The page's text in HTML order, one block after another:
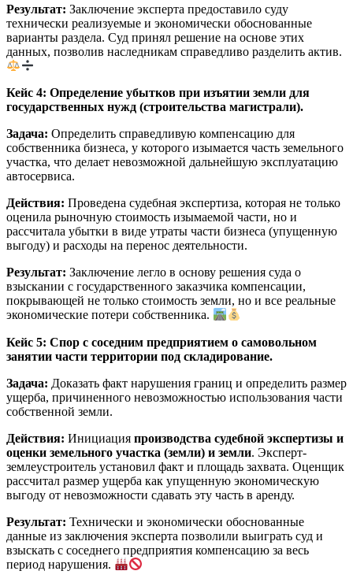
Результат: Заключение эксперта предоставило суду
технически реализуемые и экономически обоснованные
варианты раздела. Суд принял решение на основе этих
данных, позволив наследникам справедливо разделить актив.
Кейс 4: Определение убытков при изъятии земли для
государственных нужд (строительства магистрали).
Задача: Определить справедливую компенсацию для
собственника бизнеса, у которого изымается часть земельного
участка, что делает невозможной дальнейшую эксплуатацию
автосервиса.
Действия: Проведена судебная экспертиза, которая не только
оценила рыночную стоимость изымаемой части, но и
рассчитала убытки в виде утраты части бизнеса (упущенную
выгоду) и расходы на перенос деятельности.
Результат: Заключение легло в основу решения суда о
взыскании с государственного заказчика компенсации,
покрывающей не только стоимость земли, но и все реальные
экономические потери собственника.
Кейс 5: Спор с соседним предприятием о самовольном
занятии части территории под складирование.
Задача: Доказать факт нарушения границ и определить размер
ущерба, причиненного невозможностью использования части
собственной земли.
Действия: Инициация производства судебной экспертизы и
оценки земельного участка (земли) и земли. Эксперт-
землеустроитель установил факт и площадь захвата. Оценщик
рассчитал размер ущерба как упущенную экономическую
выгоду от невозможности сдавать эту часть в аренду.
Результат: Технически и экономически обоснованные
данные из заключения эксперта позволили выиграть суд и
взыскать с соседнего предприятия компенсацию за весь
период нарушения.